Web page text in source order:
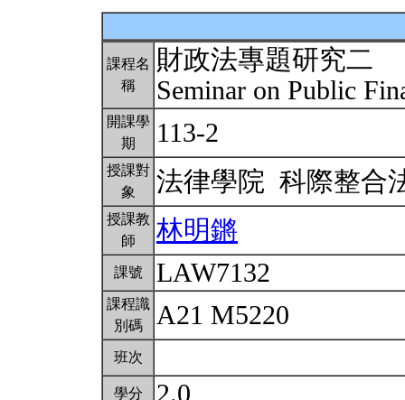
課程名
稱
財政法專題研究二
Seminar on Public
開課學
期
113-2
授課對
象
法律學院 科際整合
授課教
師
林明鏘
課號 LAW7132
課程識
別碼
A21 M5220
班次
學分 2.0